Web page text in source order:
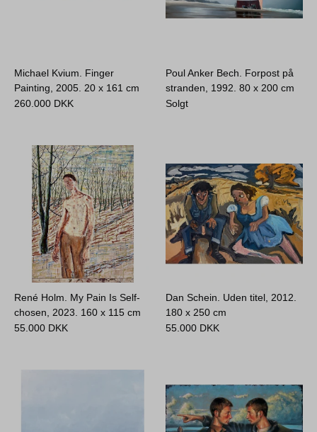
Michael Kvium. Finger
Painting, 2005. 20 x 161 cm
260.000 DKK
Poul Anker Bech. Forpost på
stranden, 1992.80 x 200 cm
Solgt
René Holm. My Pain Is Self-
chosen, 2023. 160 x 115 cm
55.000 DKK
Dan Schein. Uden titel, 2012.
180 x 250 cm
55.000 DKK